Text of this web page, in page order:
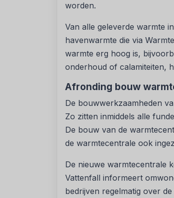
worden.
Van alle geleverde warmte
havenwarmte die via
warmte erg hoog is,
onderhoud of calamiteiten,
Afronding bouw
De bouwwerkzaamheden
Zo zitten inmiddels alle
De bouw van de
de warmtecentrale ook
De nieuwe warmtecentrale
Vattenfall informeert
bedrijven regelmatig over